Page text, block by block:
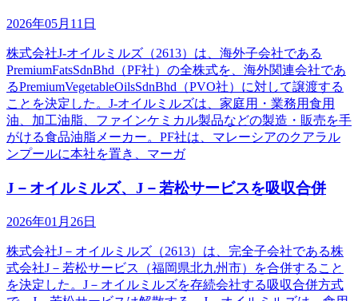
2026年05月11日
株式会社J-オイルミルズ（2613）は、海外子会社である
PremiumFatsSdnBhd（PF社）の全株式を、海外関連会社であ
るPremiumVegetableOilsSdnBhd（PVO社）に対して譲渡する
ことを決定した。J-オイルミルズは、家庭用・業務用食用
油、加工油脂、ファインケミカル製品などの製造・販売を手
がける食品油脂メーカー。PF社は、マレーシアのクアラル
ンプールに本社を置き、マーガ
J－オイルミルズ、J－若松サービスを吸収合併
2026年01月26日
株式会社J－オイルミルズ（2613）は、完全子会社である株
式会社J－若松サービス（福岡県北九州市）を合併すること
を決定した。J－オイルミルズを存続会社する吸収合併方式